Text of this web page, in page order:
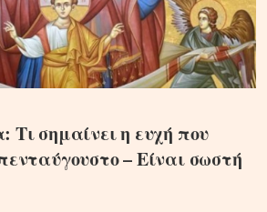
σημαίνει η ευχή που
– Είναι σωστή